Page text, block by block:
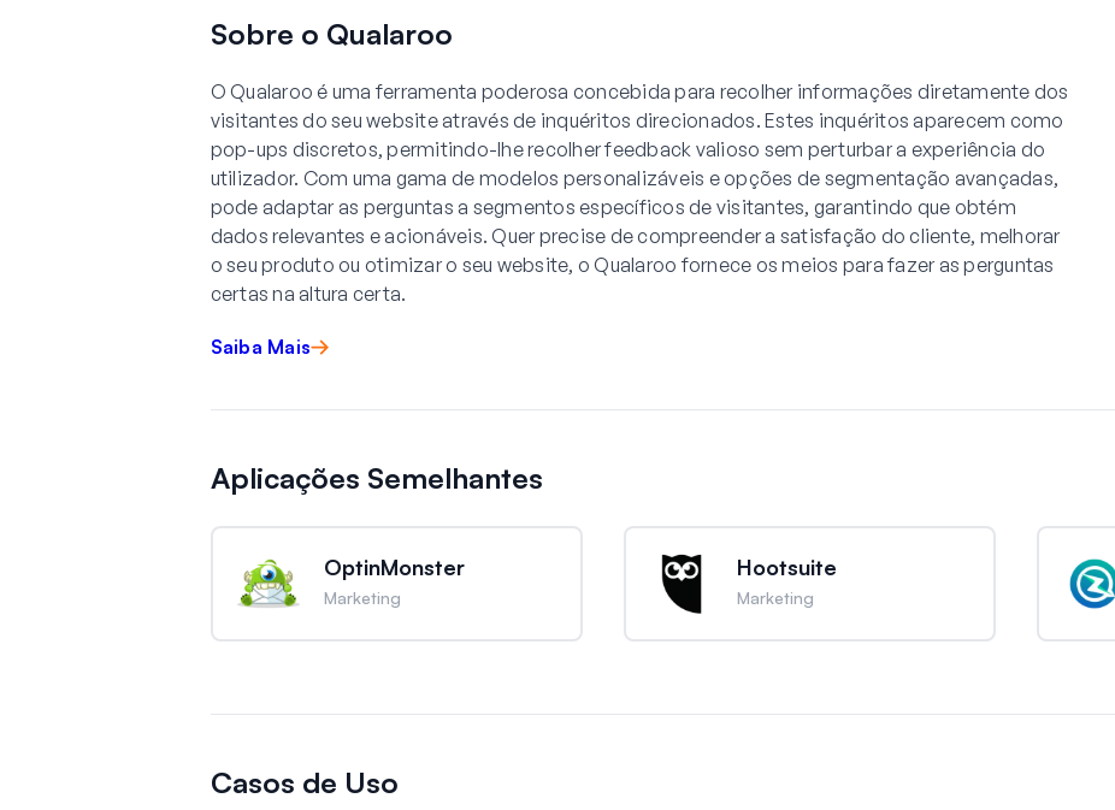
Sobre o Qualaroo
O Qualaroo é uma ferramenta poderosa concebida para recolher informações diretamente dos
visitantes do seu website através de inquéritos direcionados. Estes inquéritos aparecem como
pop-ups discretos, permitindo-lhe recolher feedback valioso sem perturbar a experiência do
utilizador. Com uma gama de modelos personalizáveis e opções de segmentação avançadas,
pode adaptar as perguntas a segmentos específicos de visitantes, garantindo que obtém
dados relevantes e acionáveis. Quer precise de compreender a satisfação do cliente, melhorar
o seu produto ou otimizar o seu website, o Qualaroo fornece os meios para fazer as perguntas
certas na altura certa.
Saiba Mais
Aplicações Semelhantes
OptinMonster
Marketing
Hootsuite
Marketing
Casos de Uso